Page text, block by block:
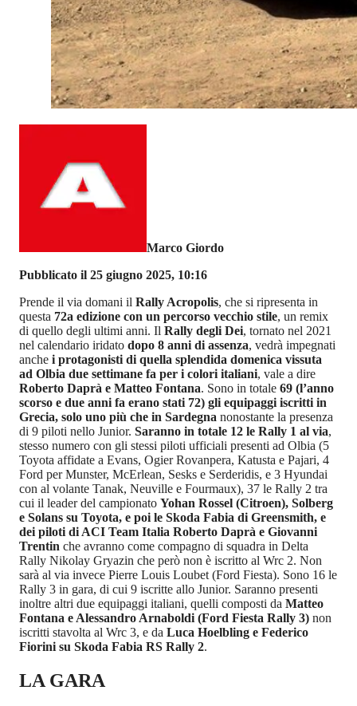
Marco Giordo
Pubblicato il 25 giugno 2025, 10:16
Prende il via domani il Rally Acropolis, che si ripresenta in
questa 72a edizione con un percorso vecchio stile, un remix
di quello degli ultimi anni. Il Rally degli Dei, tornato nel 2021
nel calendario iridato dopo 8 anni di assenza, vedrà impegnati
anche i protagonisti di quella splendida domenica vissuta
ad Olbia due settimane fa per i colori italiani, vale a dire
Roberto Daprà e Matteo Fontana. Sono in totale 69 (l’anno
scorso e due anni fa erano stati 72) gli equipaggi iscritti in
Grecia, solo uno più che in Sardegna nonostante la presenza
di 9 piloti nello Junior. Saranno in totale 12 le Rally 1 al via,
stesso numero con gli stessi piloti ufficiali presenti ad Olbia (5
Toyota affidate a Evans, Ogier Rovanpera, Katusta e Pajari, 4
Ford per Munster, McErlean, Sesks e Serderidis, e 3 Hyundai
con al volante Tanak, Neuville e Fourmaux), 37 le Rally 2 tra
cui il leader del campionato Yohan Rossel (Citroen), Solberg
e Solans su Toyota, e poi le Skoda Fabia di Greensmith, e
dei piloti di ACI Team Italia Roberto Daprà e Giovanni
Trentin che avranno come compagno di squadra in Delta
Rally Nikolay Gryazin che però non è iscritto al Wrc 2. Non
sarà al via invece Pierre Louis Loubet (Ford Fiesta). Sono 16 le
Rally 3 in gara, di cui 9 iscritte allo Junior. Saranno presenti
inoltre altri due equipaggi italiani, quelli composti da Matteo
Fontana e Alessandro Arnaboldi (Ford Fiesta Rally 3) non
iscritti stavolta al Wrc 3, e da Luca Hoelbling e Federico
Fiorini su Skoda Fabia RS Rally 2.
LA GARA